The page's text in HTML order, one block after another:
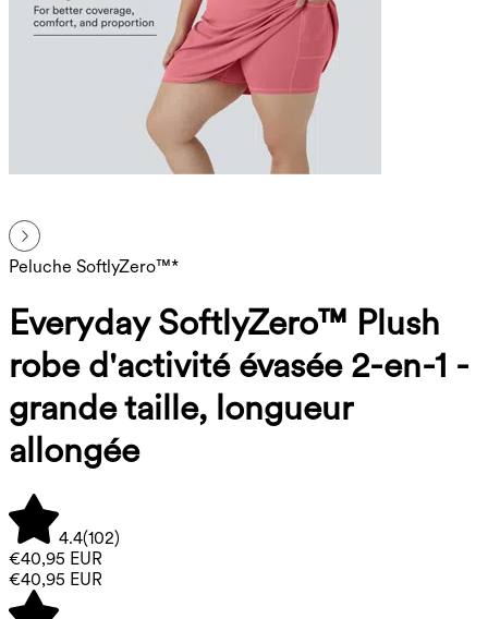
Peluche SoftlyZero™*
Everyday SoftlyZero™ Plush
robe d'activité évasée 2-en-1 -
grande taille, longueur
allongée
4.4(102)
€40,95 EUR
€40,95 EUR